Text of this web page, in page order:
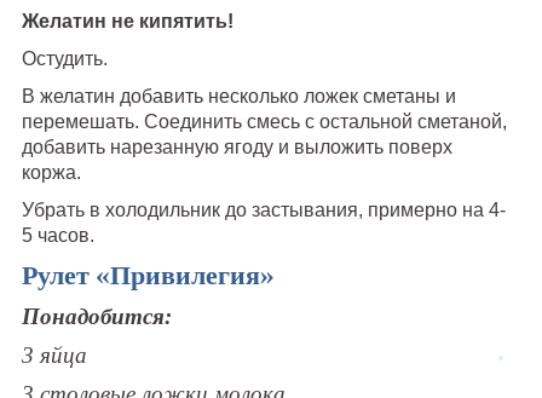
Желатин не кипятить!
Остудить.
В желатин добавить несколько ложек сметаны и
перемешать. Соединить смесь с остальной сметаной,
добавить нарезанную ягоду и выложить поверх
коржа.
Убрать в холодильник до застывания, примерно на 4-
5 часов.
Рулет «Привилегия»
Понадобится:
3 яйца